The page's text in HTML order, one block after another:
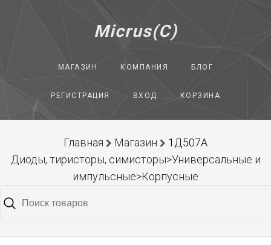
Micrus(C)
МАГАЗИН КОМПАНИЯ БЛОГ
РЕГИСТРАЦИЯ ВХОД КОРЗИНА
Главная Магазин
1Д507А
Диоды, тиристоры, симисторы>Универсальные и
импульсные>Корпусные